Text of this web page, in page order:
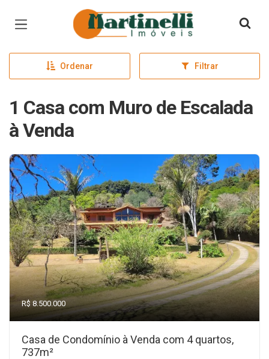
Página inicial
Ordenar Filtrar
1 Casa com Muro de Escalada
à Venda
R$ 8.500.000
Casa de Condomínio à Venda com 4 quartos,
737m²